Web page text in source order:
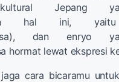
kultural Jepang
hal ini,
dan enryo
hormat lewat ekspresi
cara bicaramu